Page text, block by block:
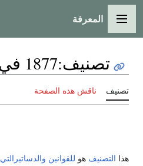
القائمة الرئيسية
المعرفة
تصنيف:1877 في القانون
تصنيف ناقش هذه الصفحة
هذا التصنيف هو للقوانين والدساتيرالتي